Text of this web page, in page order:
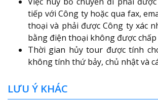
tiếp với Công ty hoặc qua fax,
thoại và phải được Công ty xác
bằng điện thoại không được chấp
Thời gian hủy tour được tính
không tính thứ bảy, chủ nhật và
LƯU Ý KHÁC